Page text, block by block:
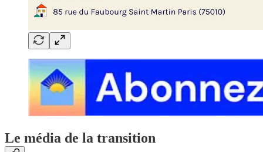
Le média de la transition